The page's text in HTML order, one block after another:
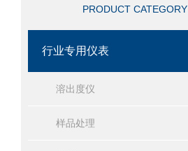
PRODUCT CATEGORY
行业专用仪表
溶出度仪
样品处理